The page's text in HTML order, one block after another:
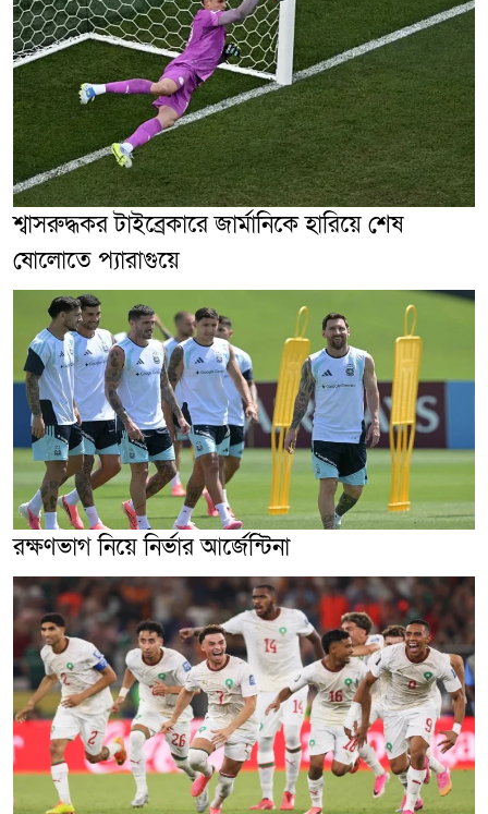
শ্বাসরুদ্ধকর টাইব্রেকারে জার্মানিকে হারিয়ে শেষ
ষোলোতে প্যারাগুয়ে
রক্ষণভাগ নিয়ে নির্ভার আর্জেন্টিনা